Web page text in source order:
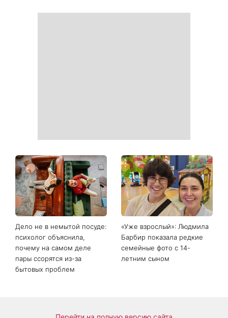
Дело не в немытой посуде:
психолог объяснила,
почему на самом деле
пары ссорятся из-за
бытовых проблем
«Уже взрослый»: Людмила
Барбир показала редкие
семейные фото с 14-
летним сыном